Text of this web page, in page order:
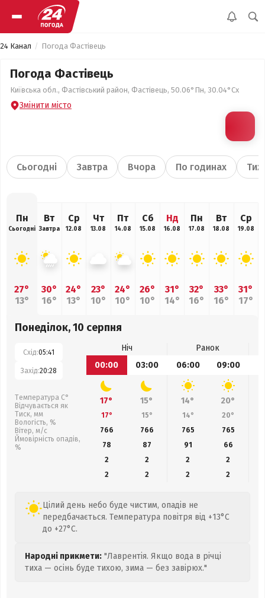
24 Канал Погода Фастівець
Погода Фастівець
Київська обл., Фастівський район, Фастівець, 50.06°Пн, 30.04°Сх
Змінити місто
Сьогодні Завтра Вчора По годинах
Пн
Сьогодні
27°
13°
Вт
Завтра
30°
16°
Ср
12.08
24°
13°
Чт
13.08
23°
10°
Пт
14.08
24°
10°
Сб
15.08
26°
10°
Нд
16.08
31°
14°
Пн
17.08
32°
16°
Вт
18.08
33°
16°
Ср
19.08
31°
17°
Понеділок, 10 серпня
Схід:05:41
Захід:20:28
Температура С°
Відчувається як
Тиск, мм
Вологість, %
Вітер, м/с
Ймовірність опадів,
%
Ніч
Ранок
00:00
03:00 06:00 09:00
17° 15° 14° 20°
17° 15° 14° 20°
766
766 765 765
78
87 91 66
2
2 2
2
2
2 2 2
Цілий день небо буде чистим, опадів не
передбачається. Температура повітря від +13°C
до +27°C.
Народні прикмети: "Лаврентія. Якщо вода в річці
тиха — осінь буде тихою, зима — без завірюх."